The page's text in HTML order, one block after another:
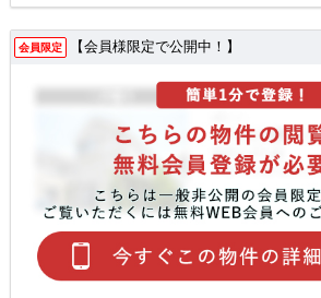
会員限定 【会員様限定で公開中！】